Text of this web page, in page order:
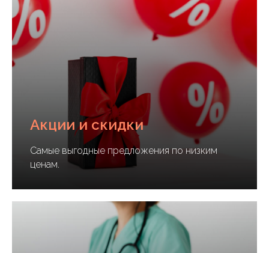
Акции и скидки
Самые выгодные предложения по низким
ценам.